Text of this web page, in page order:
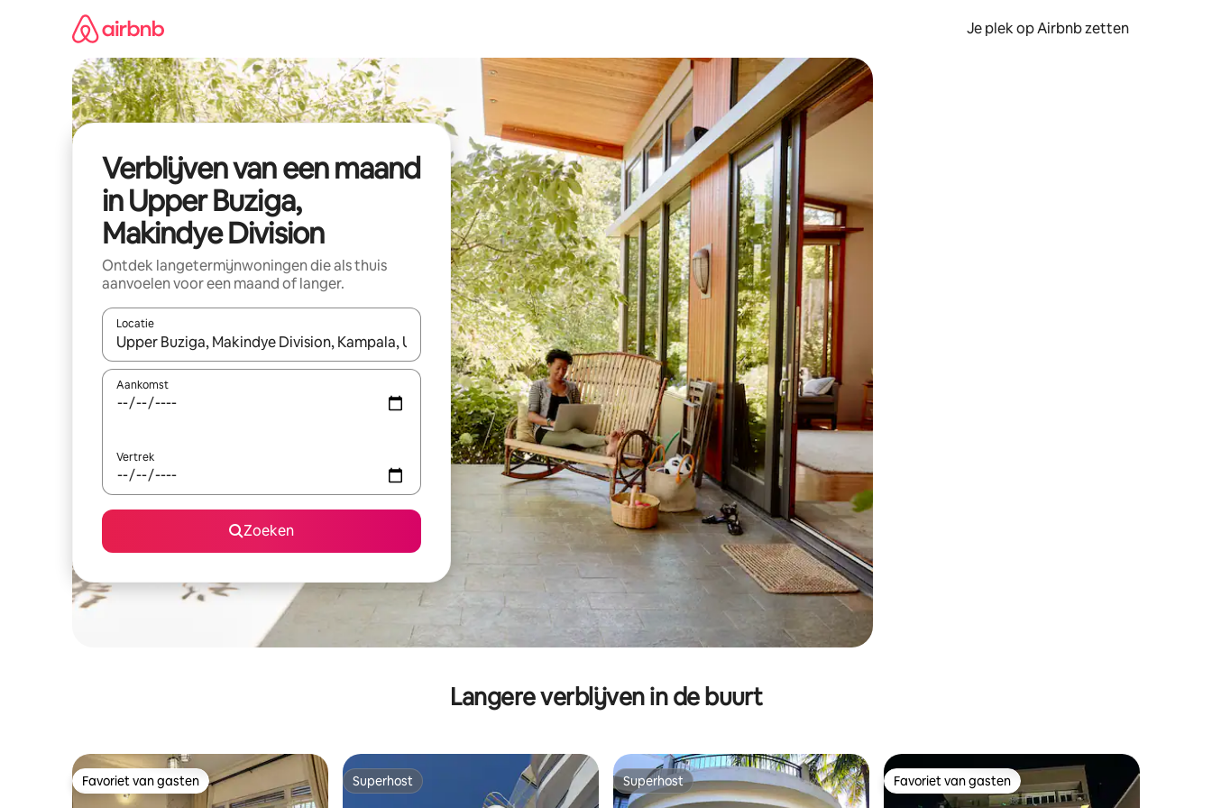
Je plek op Airbnb zetten
Verblijven van een maand
in Upper Buziga,
Makindye Division
Ontdek langetermijnwoningen die als thuis
aanvoelen voor een maand of langer.
Locatie
Wanneer er resultaten beschikbaar zijn, maak je een keuze met je de pijltjestoetsen omhoog en omlaag, óf door te tikken of swipen.
Aankomst
Vertrek
Zoeken
Langere verblijven in de buurt
Favoriet van gasten
Favoriet van gasten Superhost
Superhost Superhost
Superhost Favoriet van gasten
Favoriet van gasten